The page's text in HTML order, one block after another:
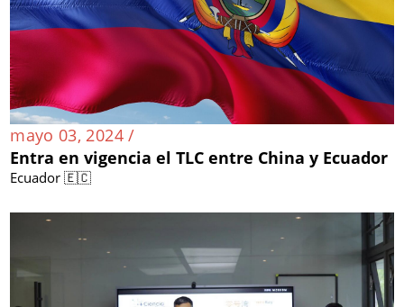
mayo 03, 2024 /
Entra en vigencia el TLC entre China y Ecuador
Ecuador 🇪🇨